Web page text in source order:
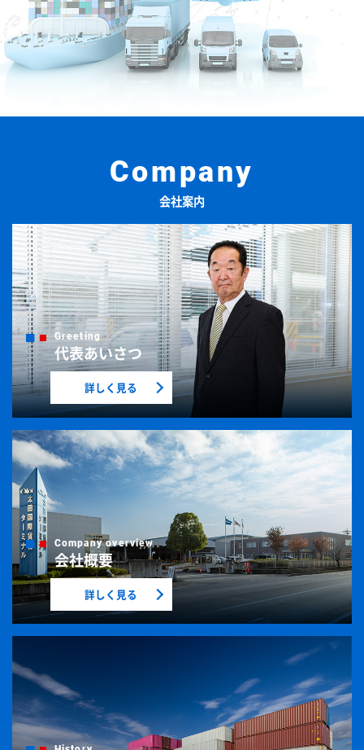
会社案内
代表あいさつ
詳しく見る
会社概要
詳しく見る